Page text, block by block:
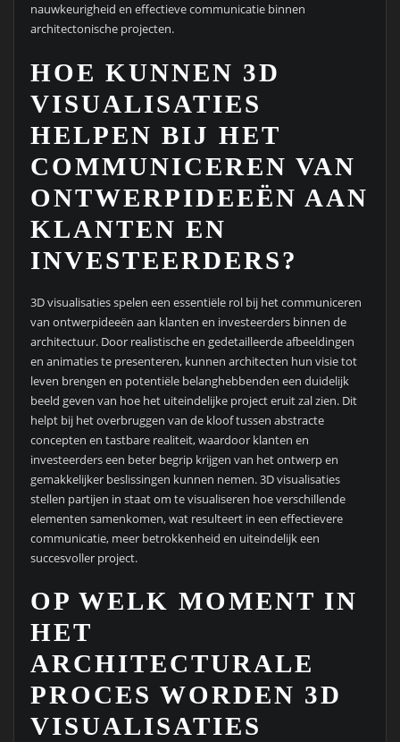
nauwkeurigheid en effectieve communicatie binnen
architectonische projecten.
HOE KUNNEN 3D
VISUALISATIES
HELPEN BIJ HET
COMMUNICEREN VAN
ONTWERPIDEEËN AAN
KLANTEN EN
INVESTEERDERS?
3D visualisaties spelen een essentiële rol bij het communiceren
van ontwerpideeën aan klanten en investeerders binnen de
architectuur. Door realistische en gedetailleerde afbeeldingen
en animaties te presenteren, kunnen architecten hun visie tot
leven brengen en potentiële belanghebbenden een duidelijk
beeld geven van hoe het uiteindelijke project eruit zal zien. Dit
helpt bij het overbruggen van de kloof tussen abstracte
concepten en tastbare realiteit, waardoor klanten en
investeerders een beter begrip krijgen van het ontwerp en
gemakkelijker beslissingen kunnen nemen. 3D visualisaties
stellen partijen in staat om te visualiseren hoe verschillende
elementen samenkomen, wat resulteert in een effectievere
communicatie, meer betrokkenheid en uiteindelijk een
succesvoller project.
OP WELK MOMENT IN
HET
ARCHITECTURALE
PROCES WORDEN 3D
VISUALISATIES